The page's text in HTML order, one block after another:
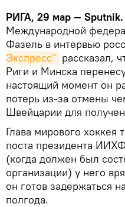
РИГА, 29 мар — Sputnik.
Международной
Фазель в интервью
Экспресс" рассказал,
Риги и Минска
настоящий момент он
потерь из-за отмены
Швейцарии для
Глава мирового хоккея
поста президента
(когда должен был
организации) у него
он готов задержаться
полгода.